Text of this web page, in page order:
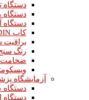
دستگاه
کاپ DIN
براقیت
رنگ
ضخامت
آزمایشگاه
دستگاه
دستگاه